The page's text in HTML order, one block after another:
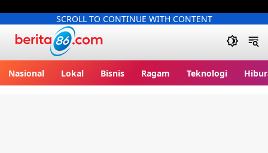
SCROLL TO CONTINUE WITH CONTENT
Nasional Lokal Bisnis Ragam Teknologi